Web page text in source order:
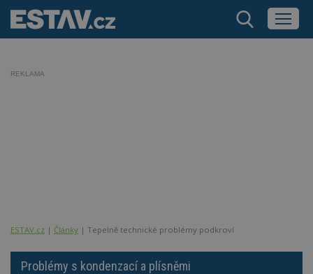
REKLAMA
ESTAV.cz Články Tepelně technické problémy podkroví
Problémy s kondenzací a plísněmi